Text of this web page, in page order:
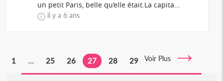
un petit Paris, belle qu’elle était.La capita...
il y a 6 ans
1 ... 25 26 27 28 29 Voir Plus